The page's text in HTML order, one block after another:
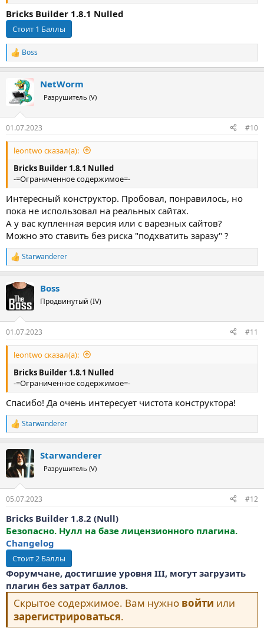
Bricks Builder 1.8.1 Nulled
Р
е
ц
и
Boss
NetWorm
Разрушитель (V)
01.07.2023 #10
leontwo сказал(а):
Bricks Builder 1.8.1 Nulled
-=Ограниченное содержимое=-
Интересный конструктор. Пробовал, понравилось, но
пока не использовал на реальных сайтах.
А у вас купленная версия или с варезных сайтов?
Можно это ставить без риска "подхватить заразу" ?
Р
е
к
ц
и
Starwanderer
Boss
Продвинутый (IV)
01.07.2023 #11
leontwo сказал(а):
Bricks Builder 1.8.1 Nulled
-=Ограниченное содержимое=-
Спасибо! Да очень интересует чистота конструктора!
Р
е
к
ц
и
Starwanderer
Starwanderer
Разрушитель (V)
05.07.2023 #12
Bricks Builder 1.8.2 (Null)
Безопасно. Нулл на базе лицензионного плагина.
Changelog
Форумчане, достигшие уровня III, могут загрузить
плагин без затрат баллов.
Скрытое содержимое. Вам нужно войти или
зарегистрироваться.